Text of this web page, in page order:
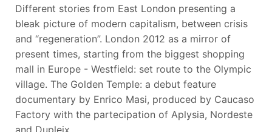
Different stories from East London presenting a
bleak picture of modern capitalism, between crisis
and “regeneration”. London 2012 as a mirror of
present times, starting from the biggest shopping
mall in Europe - Westfield: set route to the Olympic
village. The Golden Temple: a debut feature
documentary by Enrico Masi, produced by Caucaso
Factory with the partecipation of Aplysia, Nordeste
and Dupleix.